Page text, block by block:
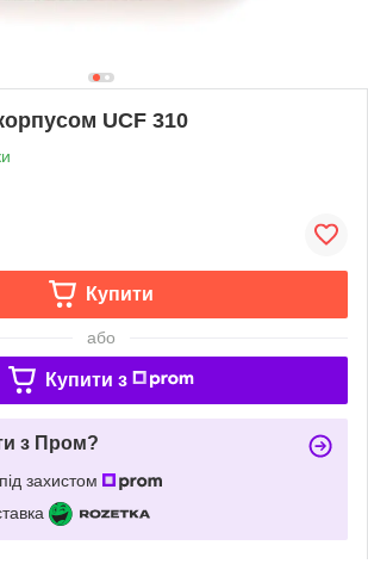
UCF 310
Купити
або
Купити з
з Пром?
захистом